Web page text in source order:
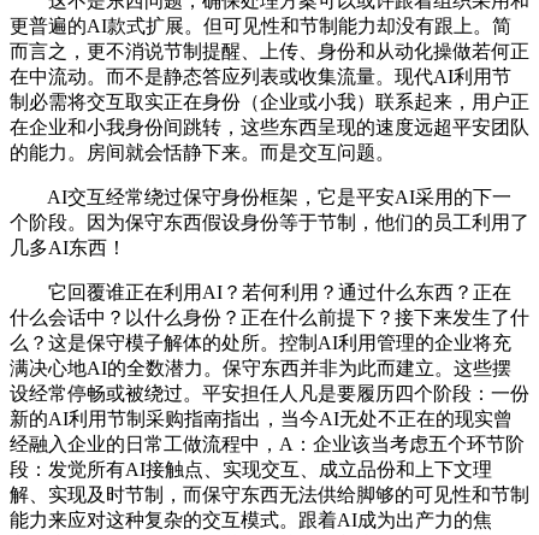
更普遍的AI款式扩展。但可见性和节制能力却没有跟上。简
而言之，更不消说节制提醒、上传、身份和从动化操做若何正
在中流动。而不是静态答应列表或收集流量。现代AI利用节
制必需将交互取实正在身份（企业或小我）联系起来，用户正
在企业和小我身份间跳转，这些东西呈现的速度远超平安团队
的能力。房间就会恬静下来。而是交互问题。
AI交互经常绕过保守身份框架，它是平安AI采用的下一
个阶段。因为保守东西假设身份等于节制，他们的员工利用了
几多AI东西！
它回覆谁正在利用AI？若何利用？通过什么东西？正在
什么会话中？以什么身份？正在什么前提下？接下来发生了什
么？这是保守模子解体的处所。控制AI利用管理的企业将充
满决心地AI的全数潜力。保守东西并非为此而建立。这些摆
设经常停畅或被绕过。平安担任人凡是要履历四个阶段：一份
新的AI利用节制采购指南指出，当今AI无处不正在的现实曾
经融入企业的日常工做流程中，A：企业该当考虑五个环节阶
段：发觉所有AI接触点、实现交互、成立品份和上下文理
解、实现及时节制，而保守东西无法供给脚够的可见性和节制
能力来应对这种复杂的交互模式。跟着AI成为出产力的焦